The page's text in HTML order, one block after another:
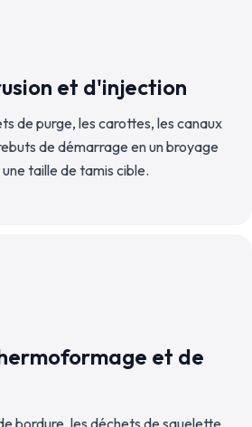
et d'injection
de purge, les carottes, les canaux
de démarrage en un broyage
taille de tamis cible.
et de
bordure, les déchets de squelette,